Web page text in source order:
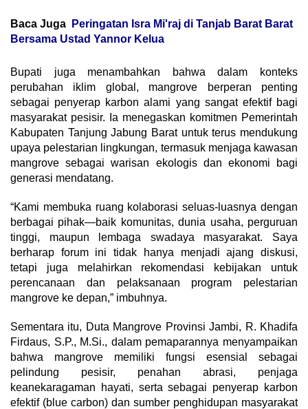
Baca Juga
Peringatan Isra Mi'raj di Tanjab Barat Barat
Bersama Ustad Yannor Kelua
Bupati juga menambahkan bahwa dalam konteks
perubahan iklim global, mangrove berperan penting
sebagai penyerap karbon alami yang sangat efektif bagi
masyarakat pesisir. Ia menegaskan komitmen Pemerintah
Kabupaten Tanjung Jabung Barat untuk terus mendukung
upaya pelestarian lingkungan, termasuk menjaga kawasan
mangrove sebagai warisan ekologis dan ekonomi bagi
generasi mendatang.
“Kami membuka ruang kolaborasi seluas-luasnya dengan
berbagai pihak—baik komunitas, dunia usaha, perguruan
tinggi, maupun lembaga swadaya masyarakat. Saya
berharap forum ini tidak hanya menjadi ajang diskusi,
tetapi juga melahirkan rekomendasi kebijakan untuk
perencanaan dan pelaksanaan program pelestarian
mangrove ke depan,” imbuhnya.
Sementara itu, Duta Mangrove Provinsi Jambi, R. Khadifa
Firdaus, S.P., M.Si., dalam pemaparannya menyampaikan
bahwa mangrove memiliki fungsi esensial sebagai
pelindung pesisir, penahan abrasi, penjaga
keanekaragaman hayati, serta sebagai penyerap karbon
efektif (blue carbon) dan sumber penghidupan masyarakat